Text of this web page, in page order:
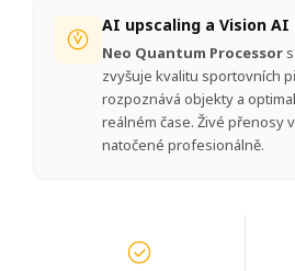
AI upscaling a Vision
Neo Quantum Processor s
zvyšuje kvalitu sportovních
rozpoznává objekty a
reálném čase. Živé přenosy
natočené profesionálně.